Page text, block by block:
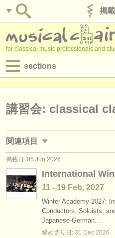
掲
for classical music professionals and
sections
求人情報 (演奏関係の職)
求人情報 (管理者関連の職)
degree courses
講習会
コンクール
楽器の販売
講習会: classical
関連項目
求人情報 (演奏関係の職): クラ
求人情報 (教育関連の職): クラ
講習会: クラリネット (13)
degree courses: クラリネット
掲載日: 05 Jun 2026
International
11 - 19 Feb, 2027
Winter Academy 2027:
Conductors, Soloists,
Japanese-German…
締め切り日: 31 Dec 2026